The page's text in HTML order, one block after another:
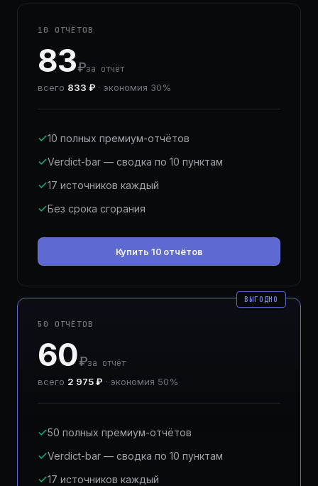
10 ОТЧЁТОВ
83₽за отчёт
всего 833 ₽ · экономия 30%
10 полных премиум-отчётов
Verdict-bar — сводка по 10 пунктам
17 источников каждый
Без срока сгорания
Купить 10 отчётов
ВЫГОДНО
50 ОТЧЁТОВ
60₽за отчёт
всего 2 975 ₽ · экономия 50%
50 полных премиум-отчётов
Verdict-bar — сводка по 10 пунктам
17 источников каждый